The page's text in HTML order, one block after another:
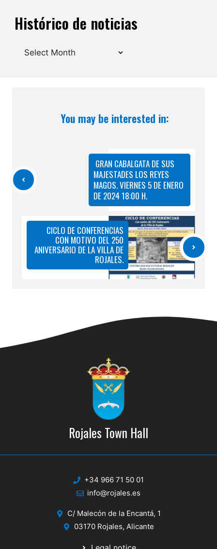
Histórico de noticias
Archives
You may be interested in:
GRAN CABALGATA DE SUS
MAJESTADES LOS REYES
MAGOS. VIERNES 5 DE ENERO
DE 2024 18:00 H.
CICLO DE CONFERENCIAS
CON MOTIVO DEL 250
ANIVERSARIO DE LA VILLA DE
ROJALES.
Rojales Town Hall
+34 966 71 50 01
info@rojales.es
C/ Malecón de la Encantá, 1
03170 Rojales, Alicante